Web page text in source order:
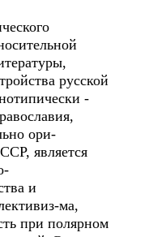
русской
-
ори-
является
и
ма,
при полярном